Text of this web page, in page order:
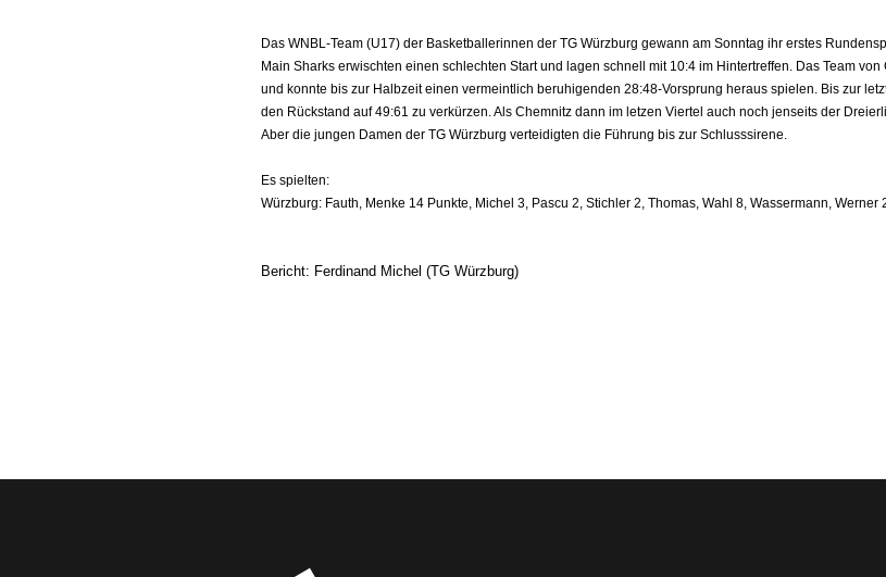
Das WNBL-Team (U17) der Basketballerinnen der TG Würzburg gewann am Sonntag ihr erstes
Main Sharks erwischten einen schlechten Start und lagen schnell mit 10:4 im Hintertreffen. Das Team
und konnte bis zur Halbzeit einen vermeintlich beruhigenden 28:48-Vorsprung heraus spielen. Bis zur
den Rückstand auf 49:61 zu verkürzen. Als Chemnitz dann im letzen Viertel auch noch jenseits der
Aber die jungen Damen der TG Würzburg verteidigten die Führung bis zur Schlusssirene.
Es spielten:
Würzburg: Fauth, Menke 14 Punkte, Michel 3, Pascu 2, Stichler 2, Thomas, Wahl 8, Wassermann, Werner
Bericht: Ferdinand Michel (TG Würzburg)